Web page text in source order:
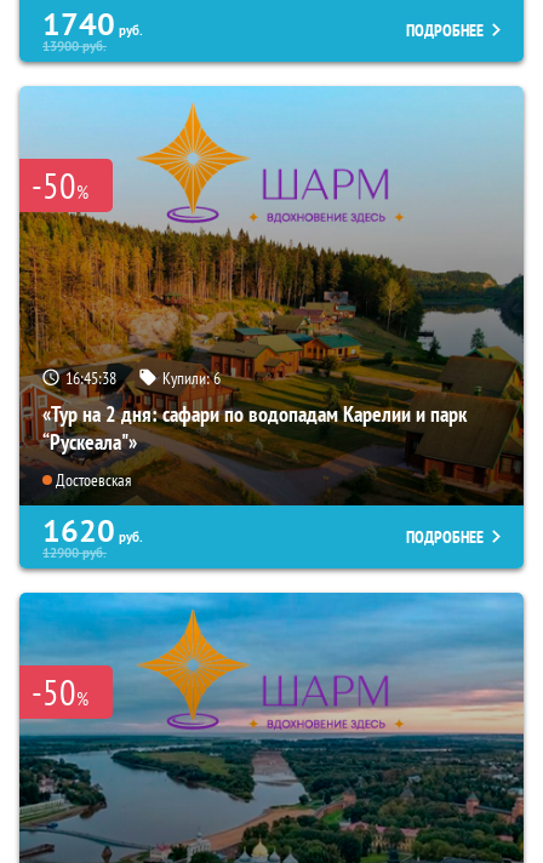
1740 руб.
13900руб.
ПОДРОБНЕЕ
-50%
16:45:37 Купили:6
«Тур на 2 дня: сафари по водопадам Карелии и парк
“Рускеала"»
Достоевская
1620 руб.
12900руб.
ПОДРОБНЕЕ
-50%